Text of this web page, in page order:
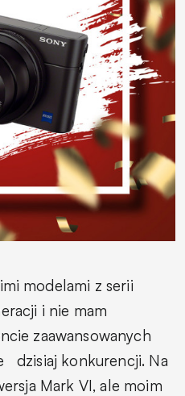
modelami z serii
i nie mam
zaawansowanych
dzisiaj konkurencji. Na
Mark VI, ale moim